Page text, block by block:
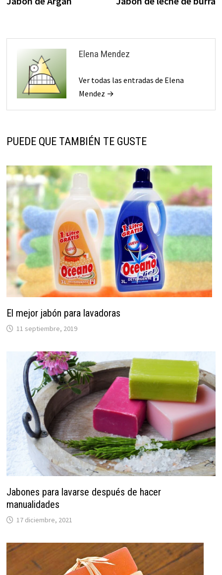
de
Elena Mendez
Ver todas las entradas de Elena
Mendez →
PUEDE QUE TAMBIÉN TE GUSTE
El mejor jabón para lavadoras
11 septiembre, 2019
Jabones para lavarse después de hacer
manualidades
17 diciembre, 2021